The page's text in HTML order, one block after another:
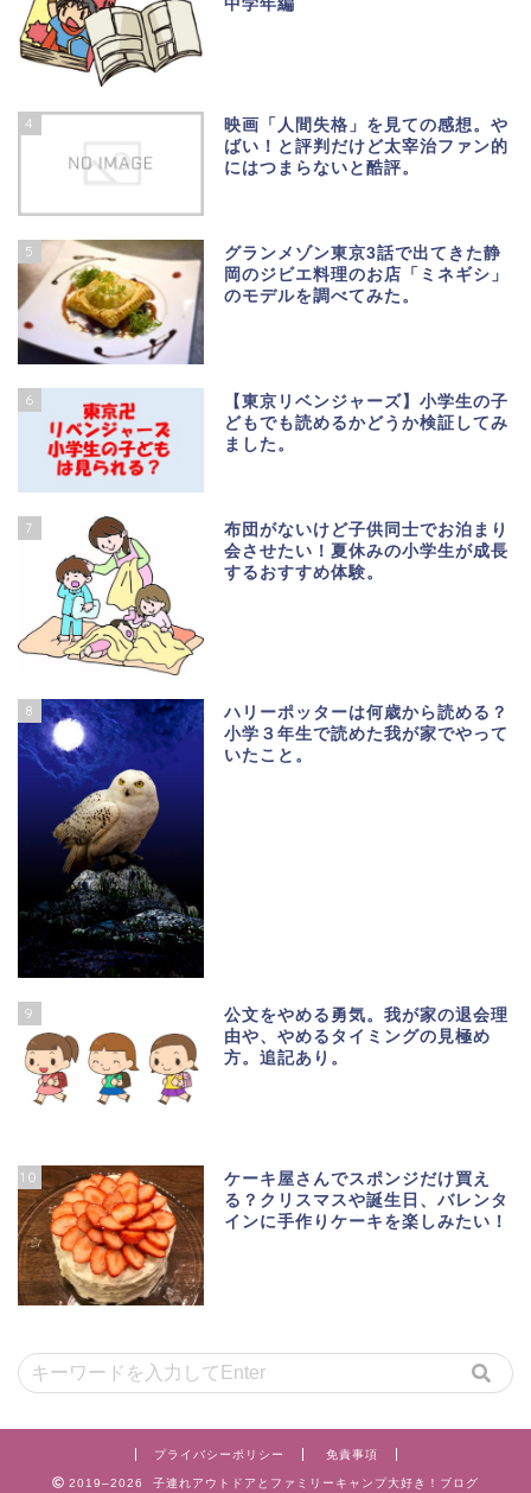
中学年編
4
映画「人間失格」を見ての感想。や
ばい！と評判だけど太宰治ファン的
にはつまらないと酷評。
5
グランメゾン東京3話で出てきた静
岡のジビエ料理のお店「ミネギシ」
のモデルを調べてみた。
6
【東京リベンジャーズ】小学生の子
どもでも読めるかどうか検証してみ
ました。
7
布団がないけど子供同士でお泊まり
会させたい！夏休みの小学生が成長
するおすすめ体験。
8
ハリーポッターは何歳から読める？
小学３年生で読めた我が家でやって
いたこと。
9
公文をやめる勇気。我が家の退会理
由や、やめるタイミングの見極め
方。追記あり。
10
ケーキ屋さんでスポンジだけ買え
る？クリスマスや誕生日、バレンタ
インに手作りケーキを楽しみたい！
プライバシーポリシー 免責事項
2019–2026 子連れアウトドアとファミリーキャンプ大好き！ブログ